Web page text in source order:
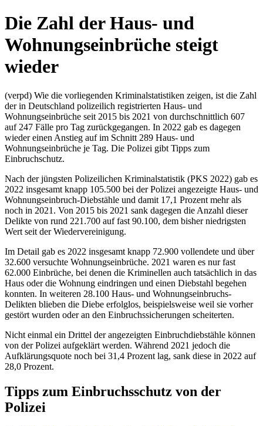
Die Zahl der Haus- und
Wohnungseinbrüche steigt
wieder
(verpd) Wie die vorliegenden Kriminalstatistiken zeigen, ist die Zahl
der in Deutschland polizeilich registrierten Haus- und
Wohnungseinbrüche seit 2015 bis 2021 von durchschnittlich 607
auf 247 Fälle pro Tag zurückgegangen. In 2022 gab es dagegen
wieder einen Anstieg auf im Schnitt 289 Haus- und
Wohnungseinbrüche je Tag. Die Polizei gibt Tipps zum
Einbruchschutz.
Nach der jüngsten Polizeilichen Kriminalstatistik (PKS 2022) gab es
2022 insgesamt knapp 105.500 bei der Polizei angezeigte Haus- und
Wohnungseinbruch-Diebstähle und damit 17,1 Prozent mehr als
noch in 2021. Von 2015 bis 2021 sank dagegen die Anzahl dieser
Delikte von rund 221.700 auf fast 90.100, dem bisher niedrigsten
Wert seit der Wiedervereinigung.
Im Detail gab es 2022 insgesamt knapp 72.900 vollendete und über
32.600 versuchte Wohnungseinbrüche. 2021 waren es nur fast
62.000 Einbrüche, bei denen die Kriminellen auch tatsächlich in das
Haus oder die Wohnung eindringen und einen Diebstahl begehen
konnten. In weiteren 28.100 Haus- und Wohnungseinbruchs-
Delikten blieben die Diebe erfolglos, beispielsweise weil sie vorher
gestört wurden oder an den Einbruchssicherungen scheiterten.
Nicht einmal ein Drittel der angezeigten Einbruchdiebstähle können
von der Polizei aufgeklärt werden. Während 2021 jedoch die
Aufklärungsquote noch bei 31,4 Prozent lag, sank diese in 2022 auf
28,0 Prozent.
Tipps zum Einbruchsschutz von der
Polizei